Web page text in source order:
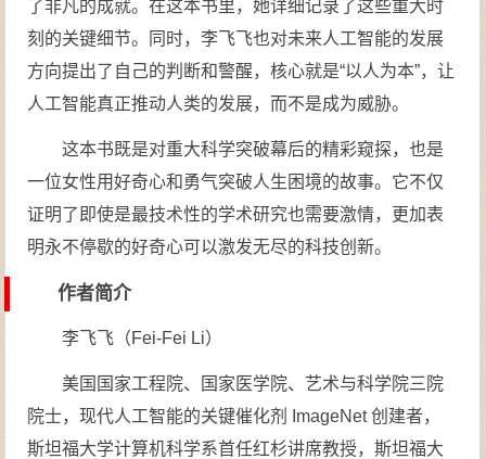
了非凡的成就。在这本书里，她详细记录了这些重大时
刻的关键细节。同时，李飞飞也对未来人工智能的发展
方向提出了自己的判断和警醒，核心就是“以人为本”，让
人工智能真正推动人类的发展，而不是成为威胁。
这本书既是对重大科学突破幕后的精彩窥探，也是
一位女性用好奇心和勇气突破人生困境的故事。它不仅
证明了即使是最技术性的学术研究也需要激情，更加表
明永不停歇的好奇心可以激发无尽的科技创新。
作者简介
李飞飞（Fei-Fei Li）
美国国家工程院、国家医学院、艺术与科学院三院
院士，现代人工智能的关键催化剂 ImageNet 创建者，
斯坦福大学计算机科学系首任红杉讲席教授，斯坦福大